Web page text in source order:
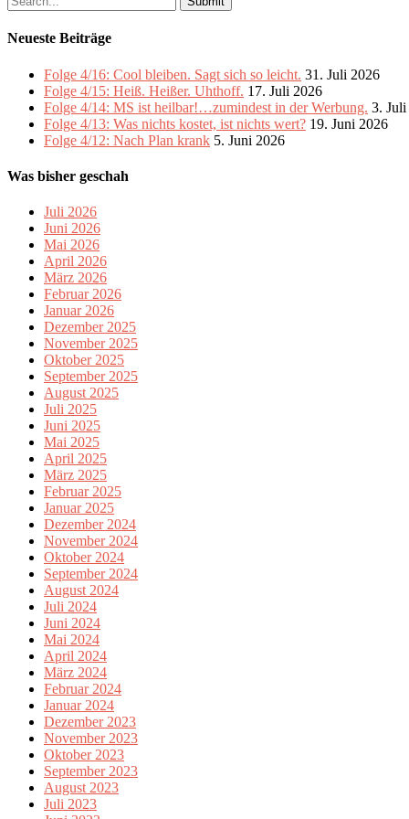
for:
Neueste Beiträge
Folge 4/16: Cool bleiben. Sagt sich so leicht. 31. Juli 2026
Folge 4/15: Heiß. Heißer. Uhthoff. 17. Juli 2026
Folge 4/14: MS ist heilbar!…zumindest in der Werbung. 3.
Folge 4/13: Was nichts kostet, ist nichts wert? 19. Juni 2026
Folge 4/12: Nach Plan krank 5. Juni 2026
Was bisher geschah
Juli 2026
Juni 2026
Mai 2026
April 2026
März 2026
Februar 2026
Januar 2026
Dezember 2025
November 2025
Oktober 2025
September 2025
August 2025
Juli 2025
Juni 2025
Mai 2025
April 2025
März 2025
Februar 2025
Januar 2025
Dezember 2024
November 2024
Oktober 2024
September 2024
August 2024
Juli 2024
Juni 2024
Mai 2024
April 2024
März 2024
Februar 2024
Januar 2024
Dezember 2023
November 2023
Oktober 2023
September 2023
August 2023
Juli 2023